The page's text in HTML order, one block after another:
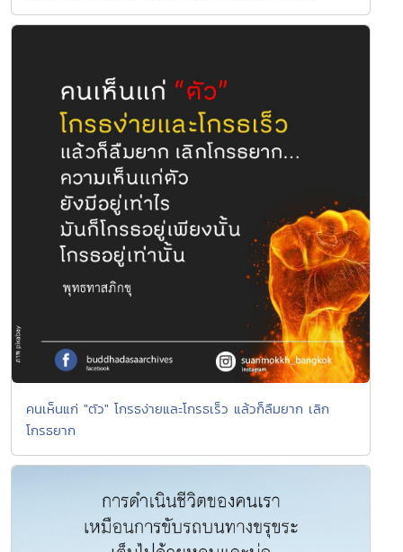
คนเห็นแก่ "ตัว" โกรธง่ายและโกรธเร็ว แล้วก็ลืมยาก เลิก
โกรธยาก